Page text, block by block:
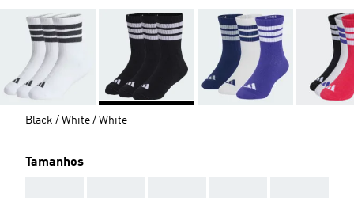
Black / White / White
Tamanhos